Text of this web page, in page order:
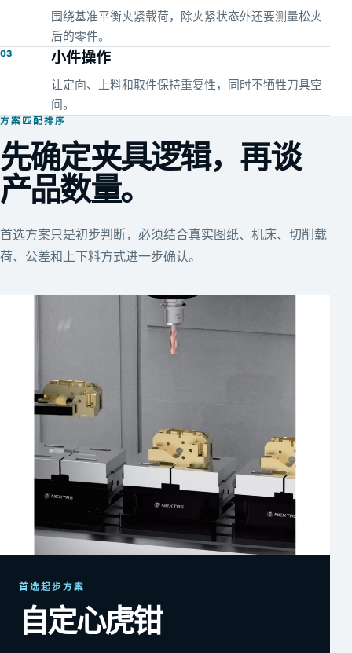
围绕基准平衡夹紧载荷，除夹紧状态外还要测量松夹
后的零件。
03 小件操作
让定向、上料和取件保持重复性，同时不牺牲刀具空
间。
方案匹配排序
先确定夹具逻辑，再谈
产品数量。
首选方案只是初步判断，必须结合真实图纸、机床、切削载
荷、公差和上下料方式进一步确认。
首选起步方案
自定心虎钳